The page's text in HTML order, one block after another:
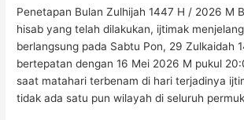
Penetapan Bulan Zulhijah 1447 H / 2026 M
hisab yang telah dilakukan, ijtimak
berlangsung pada Sabtu Pon, 29 Zulkaidah
bertepatan dengan 16 Mei 2026 M pukul
saat matahari terbenam di hari terjadinya
tidak ada satu pun wilayah di seluruh